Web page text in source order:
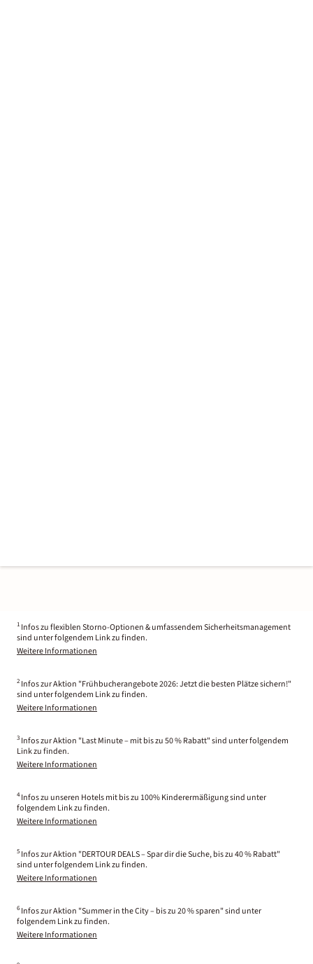
1 Infos zu flexiblen Storno-Optionen & umfassendem Sicherheitsmanagement
sind unter folgendem Link zu finden.
Weitere Informationen
2 Infos zur Aktion "Frühbucherangebote 2026: Jetzt die besten Plätze sichern!"
sind unter folgendem Link zu finden.
Weitere Informationen
3 Infos zur Aktion "Last Minute – mit bis zu 50 % Rabatt" sind unter folgendem
Link zu finden.
Weitere Informationen
4 Infos zu unseren Hotels mit bis zu 100% Kinderermäßigung sind unter
folgendem Link zu finden.
Weitere Informationen
5 Infos zur Aktion "DERTOUR DEALS – Spar dir die Suche, bis zu 40 % Rabatt"
sind unter folgendem Link zu finden.
Weitere Informationen
6 Infos zur Aktion "Summer in the City – bis zu 20 % sparen" sind unter
folgendem Link zu finden.
Weitere Informationen